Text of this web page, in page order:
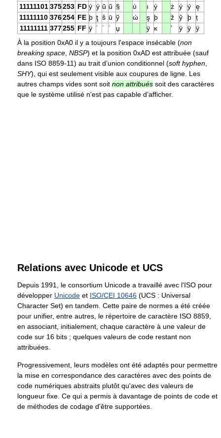
11111101 375253 FD ý ý ŭ ũ § ύ ı ý ż ý ý
ę
11111110 376254 FE þ ţ ŝ ū ў ώ ş þ ž ŷ þ ț
11111111 377255 FF ÿ ˙ ˙ ˙ џ ÿ ĸ ’ ÿ ÿ
ÿ
À la position 0xA0 il y a toujours l'espace insécable (non
breaking space NBSP) et la position 0xAD est attribuée (sauf
dans ISO 8859-11) au trait d’union conditionnel (soft hyphen
SHY), qui est seulement visible aux coupures de ligne. Les
autres champs vides sont soit non attribués soit des caractères
que le système utilisé n'est pas capable d’afficher.
Relations avec Unicode et UCS
Depuis 1991, le consortium Unicode a travaillé avec l'ISO pour
développer Unicode et ISO/CEI 10646 (UCS : Universal
Character Set) en tandem. Cette paire de normes a été créée
pour unifier, entre autres, le répertoire de caractère ISO 8859,
en associant, initialement, chaque caractère à une valeur de
code sur 16 bits ; quelques valeurs de code restant non
attribuées.
Progressivement, leurs modèles ont été adaptés pour permettre
la mise en correspondance des caractères avec des points de
code numériques abstraits plutôt qu'avec des valeurs de
longueur fixe. Ce qui a permis à davantage de points de code et
de méthodes de codage d'être supportées.